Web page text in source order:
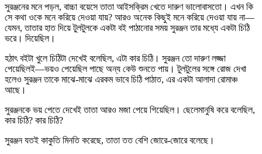
সুরঞ্জনের মনে পড়ল, বাচ্চা বয়েসে তাতা আইসক্রিম খেতে দারুণ ভালোবাসতো। এখন কি
সে কথা ওকে মনে করিয়ে দেওয়া যায়? আরও অনেক কিছুই মনে করিয়ে দেওয়া যায় না—
যেমন, তাতার হাত দিয়ে টুলটুলকে একটা বই পাঠানোর সময় সুরঞ্জন তার মধ্যে একটা চিঠি
ভরে। দিয়েছিল।
হঠাৎ বইটা খুলে চিঠিটা দেখেই বলেছিল, এটা কার চিঠি। সুরঞ্জন তো দারুণ লজ্জা
পেয়েছিলই—ভয়ও পেয়েছিল পাছে অন্য কেউ শুনতে পায়। টুলটুলের সঙ্গে রোজ দেখা
হলেও সুরঞ্জন তাকে মাঝে-মাঝে এরকম ভাবে চিঠি পাঠাত, এর একটা আলাদা রোমাঞ্চ
আছে।
সুরঞ্জনকে ভয় পেতে দেখেই তাতা আরও মজা পেয়ে গিয়েছিল। ছেলেমানুষি করে বলেছিল,
কার চিঠি? কার চিঠি?
সুরঞ্জন যতই কাকুতি মিনতি করেছে, তাতা তত বেশি জোরে-জোরে বলেছে।